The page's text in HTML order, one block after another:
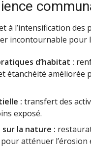
à l’intensification
incontournable pour
d’habitat :
étanchéité améliorée
: transfert des
exposé.
la nature :
atténuer